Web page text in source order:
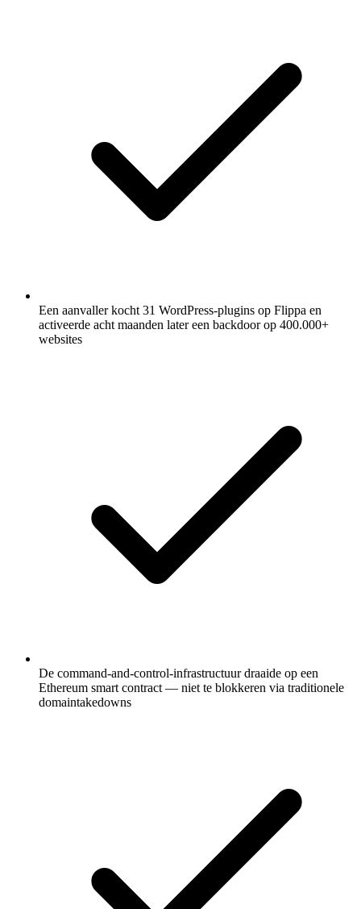
Een aanvaller kocht 31 WordPress-plugins op Flippa en
activeerde acht maanden later een backdoor op 400.000+
websites
De command-and-control-infrastructuur draaide op een
Ethereum smart contract — niet te blokkeren via traditionele
domaintakedowns